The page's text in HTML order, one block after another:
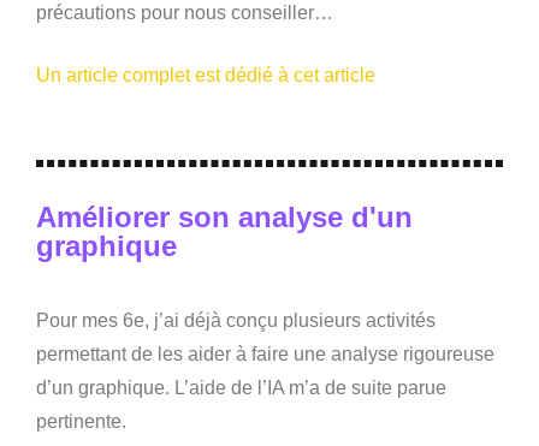
précautions pour nous conseiller…
Un article complet est dédié à cet article
Améliorer son analyse d'un
graphique
Pour mes 6e, j’ai déjà conçu plusieurs activités
permettant de les aider à faire une analyse rigoureuse
d’un graphique. L’aide de l’IA m’a de suite parue
pertinente.